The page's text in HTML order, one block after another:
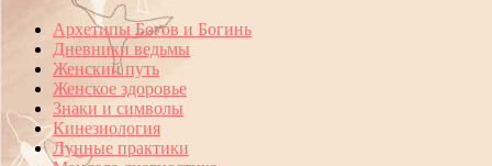
Архетипы Богов и Богинь
Дневники ведьмы
Женский путь
Женское здоровье
Знаки и символы
Кинезиология
Лунные практики